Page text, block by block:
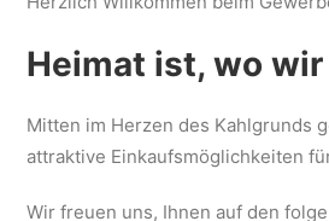
Heimat ist, wo
Mitten im Herzen des Kahlgrunds
attraktive Einkaufsmöglichkeiten
Wir freuen uns, Ihnen auf den